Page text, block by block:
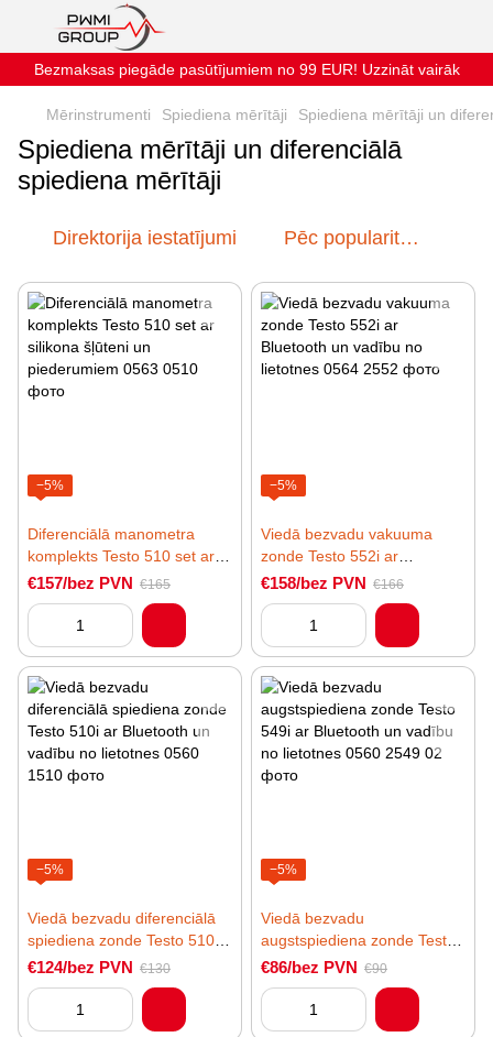
Bezmaksas piegāde pasūtījumiem no 99 EUR! Uzzināt vairāk
Mērinstrumenti Spiediena mērītāji Spiediena mērītāji un
Spiediena mērītāji un diferenciālā
spiediena mērītāji
Direktorija iestatījumi Pēc popularitātes
−5%
Diferenciālā manometra
komplekts Testo 510 set ar
silikona šļūteni un
piederumiem
€157/bez PVN €165
−5%
Viedā bezvadu vakuuma
zonde Testo 552i ar
Bluetooth un vadību no
lietotnes
€158/bez PVN €166
−5%
Viedā bezvadu diferenciālā
spiediena zonde Testo 510i
ar Bluetooth un vadību no
lietotnes
€124/bez PVN €130
−5%
Viedā bezvadu
augstspiediena zonde Testo
549i ar Bluetooth un vadību
no lietotnes
€86/bez PVN €90